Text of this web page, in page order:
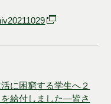
に困窮する学生へ２
給付しました―皆さ